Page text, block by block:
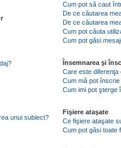
unui subiect?
Cum pot să caut
De ce căutarea
De ce căutarea
Cum pot căuta
Cum pot găsi
Însemnarea şi
Care este
Cum mă pot
Cum imi pot şterge
Fişiere ataşate
Ce fişiere ataşate
Cum pot găsi toate